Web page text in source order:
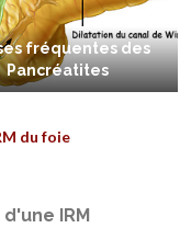
fréquentes des
Pancréatites
du foie
IRM